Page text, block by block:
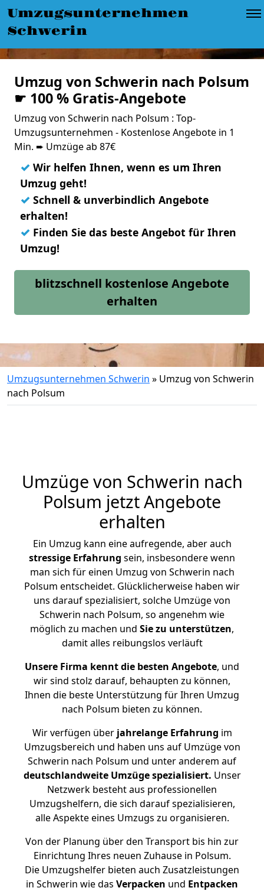
Umzugsunternehmen
Schwerin
Umzug von Schwerin nach Polsum
☛ 100 % Gratis-Angebote
Umzug von Schwerin nach Polsum : Top-
Umzugsunternehmen - Kostenlose Angebote in 1
Min. ➨ Umzüge ab 87€
✓ Wir helfen Ihnen, wenn es um Ihren
Umzug geht!
✓ Schnell & unverbindlich Angebote
erhalten!
✓ Finden Sie das beste Angebot für Ihren
Umzug!
blitzschnell kostenlose Angebote
erhalten
Umzugsunternehmen Schwerin » Umzug von Schwerin
nach Polsum
Umzüge von Schwerin nach
Polsum jetzt Angebote
erhalten
Ein Umzug kann eine aufregende, aber auch
stressige Erfahrung sein, insbesondere wenn
man sich für einen Umzug von Schwerin nach
Polsum entscheidet. Glücklicherweise haben wir
uns darauf spezialisiert, solche Umzüge von
Schwerin nach Polsum, so angenehm wie
möglich zu machen und Sie zu unterstützen,
damit alles reibungslos verläuft
Unsere Firma kennt die besten Angebote, und
wir sind stolz darauf, behaupten zu können,
Ihnen die beste Unterstützung für Ihren Umzug
nach Polsum bieten zu können.
Wir verfügen überjahrelange Erfahrung im
Umzugsbereich und haben uns auf Umzüge von
Schwerin nach Polsum und unter anderem auf
deutschlandweite Umzüge spezialisiert. Unser
Netzwerk besteht aus professionellen
Umzugshelfern, die sich darauf spezialisieren,
alle Aspekte eines Umzugs zu organisieren.
Von der Planung über den Transport bis hin zur
Einrichtung Ihres neuen Zuhause in Polsum.
Die Umzugshelfer bieten auch Zusatzleistungen
in Schwerin wie das Verpacken und Entpacken